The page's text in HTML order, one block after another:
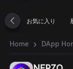
繁體中文
Português (Portugal)
ภาษาไทย
العربية
हिन्दी
お気に入り
Home › DApp